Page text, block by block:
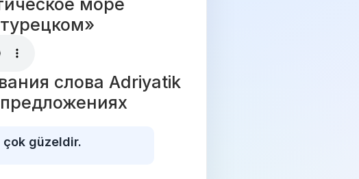
море
слова Adriyatik
güzeldir.